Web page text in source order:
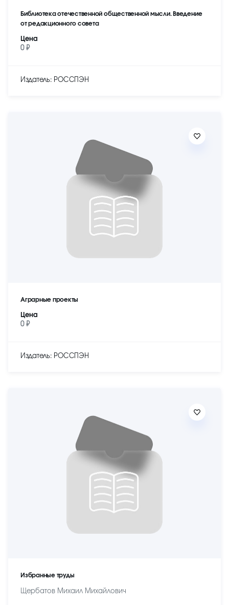
Библиотека отечественной общественной мысли. Введение
от редакционного совета
Цена
0 ₽
Издатель: РОССПЭН
Аграрные проекты
Цена
0 ₽
Издатель: РОССПЭН
Избранные труды
Щербатов Михаил Михайлович